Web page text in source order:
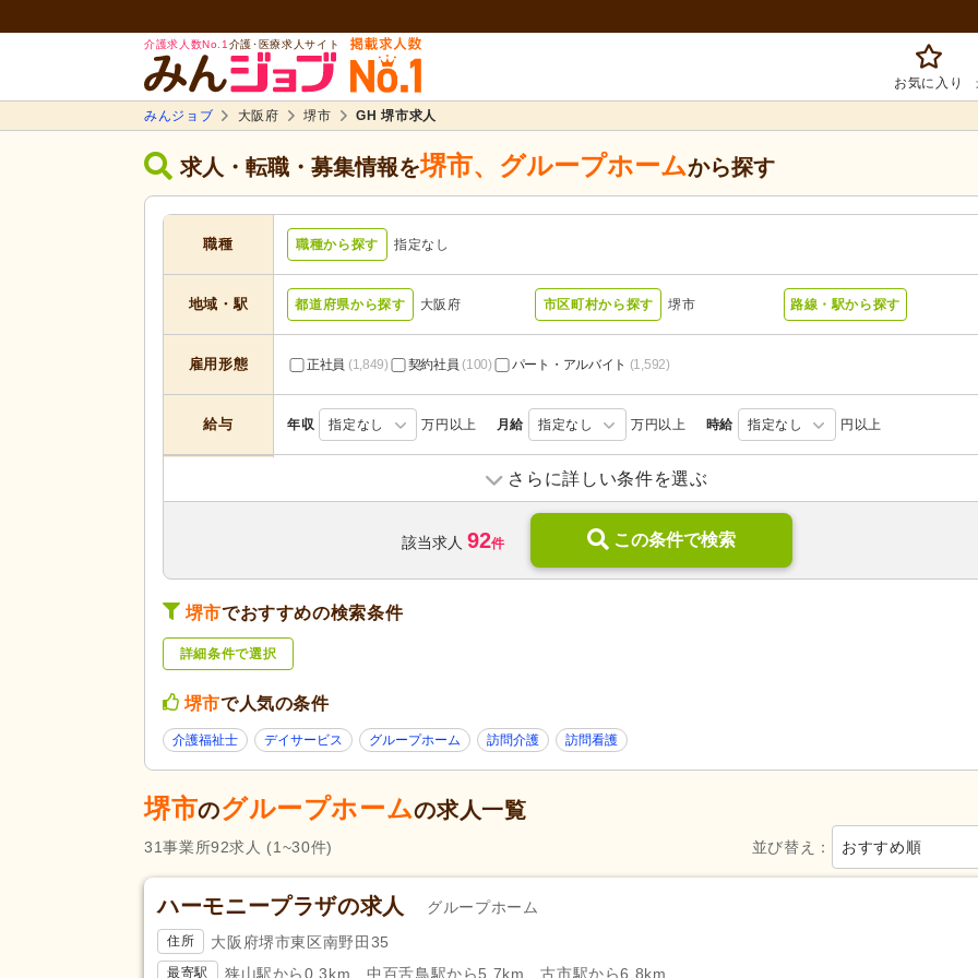
介護求人数No.1 介護･医療求人サイト
お気に入り
みんジョブ 大阪府 堺市 GH 堺市求人
求人・転職・募集情報を堺市、 グループホームから探す
職種 職種から探す 指定なし
地域・駅 都道府県から探す 大阪府 市区町村から探す 堺市 路線・駅から探す
雇用形態 正社員 (1,849) 契約社員 (100) パート・アルバイト (1,592)
給与 年収 指定なし 万円以上 月給 指定なし 万円以上 時給 指定なし 円以上
類
訪問介護 (305)
訪問看護(336) 訪問リハビリ(20) デイサービス(508)
小規模多機能型居宅介護(60)
介護付き有料老人ホーム(44)
ケアハウス(20)
養護老人ホーム
障がい者支援(69) 歯科診療所・技工所
だわり
未経験可(2,102) 新規オープン(120) 無資格可(896)
ブランク可(3,143)
子育てママパパ活躍
60代活躍(688)
介護ロボット導入済み
さらに詳しい条件を選ぶ
該当求人 92件 この条件で検索
堺市でおすすめの検索条件
詳細条件で選択
堺市で人気の条件
介護福祉士 デイサービス グループホーム 訪問介護 訪問看護
堺市のグループホームの求人一覧
並び替え： おすすめ順
31事業所92求人 (1~30件)
ハーモニープラザの求人 グループホーム
住所 大阪府堺市東区南野田35
最寄駅 狭山駅から0.3km、中百舌鳥駅から5.7km、古市駅から6.8km